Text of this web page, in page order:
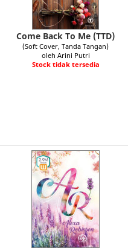
Come Back To Me (TTD)
(Soft Cover, Tanda Tangan)
oleh Arini Putri
Stock tidak tersedia